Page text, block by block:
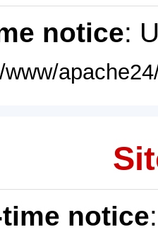
notice:
notice